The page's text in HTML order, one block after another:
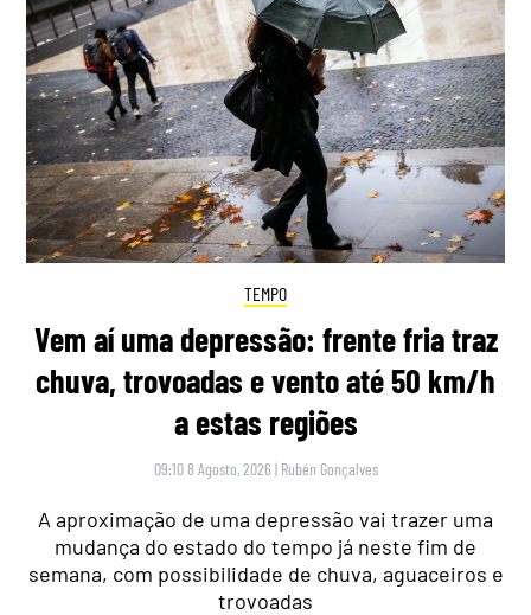
TEMPO
Vem aí uma depressão: frente fria traz
chuva, trovoadas e vento até 50 km/h
a estas regiões
09:10 8 Agosto, 2026 | Rubén Gonçalves
A aproximação de uma depressão vai trazer uma
mudança do estado do tempo já neste fim de
semana, com possibilidade de chuva, aguaceiros e
trovoadas